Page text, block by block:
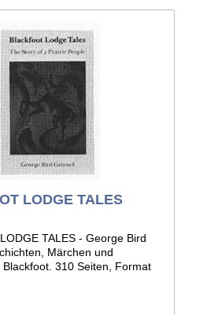
LODGE TALES
TALES - George Bird
Märchen und
310 Seiten, Format